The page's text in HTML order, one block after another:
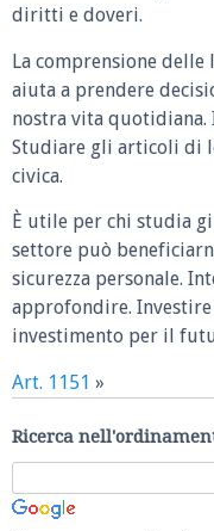
diritti e doveri.
La comprensione
aiuta a prendere
nostra vita quotidiana.
Studiare gli articoli di
civica.
È utile per chi studia
settore può
sicurezza personale.
approfondire.
investimento per il
Art. 1151 »
Ricerca